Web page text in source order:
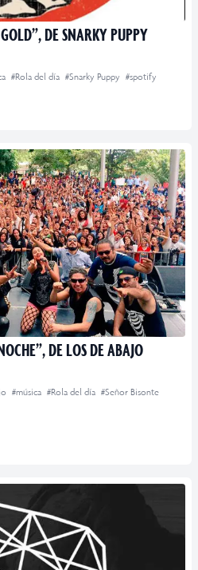
DE SNARKY PUPPY
#Rola del día #Snarky Puppy #spotify
DE LOS DE ABAJO
#música #Rola del día #Señor Bisonte